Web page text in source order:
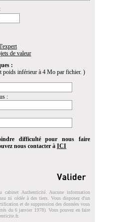
de valeur
:
poids inférieur à 4 Mo par fichier. )
:
difficulté pour nous faire
nous contacter à ICI
cabinet Authenticité. Aucune information
ni cédée à des tiers. Vous disposez d'un
et de suppression des données vous
du 6 janvier 1978). Vous pouvez en faire
.